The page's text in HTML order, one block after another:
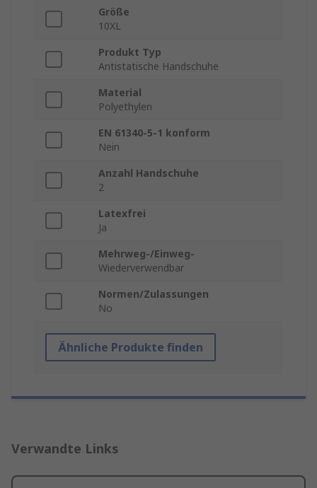
Größe
10XL
Produkt Typ
Antistatische Handschuhe
Material
Polyethylen
EN 61340-5-1 konform
Nein
Anzahl Handschuhe
2
Latexfrei
Ja
Mehrweg-/Einweg-
Wiederverwendbar
Normen/Zulassungen
No
Ähnliche Produkte finden
Verwandte Links